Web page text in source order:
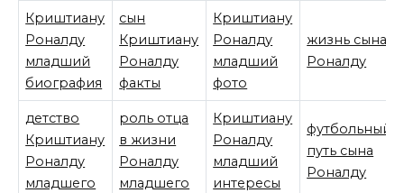
Криштиану
Роналду
младший
биография
сын
Криштиану
Роналду
факты
Криштиану
Роналду
младший
фото
жизнь сына
Роналду
детство
Криштиану
Роналду
младшего
роль отца
в жизни
Роналду
младшего
Криштиану
Роналду
младший
интересы
футбольный
путь сына
Роналду